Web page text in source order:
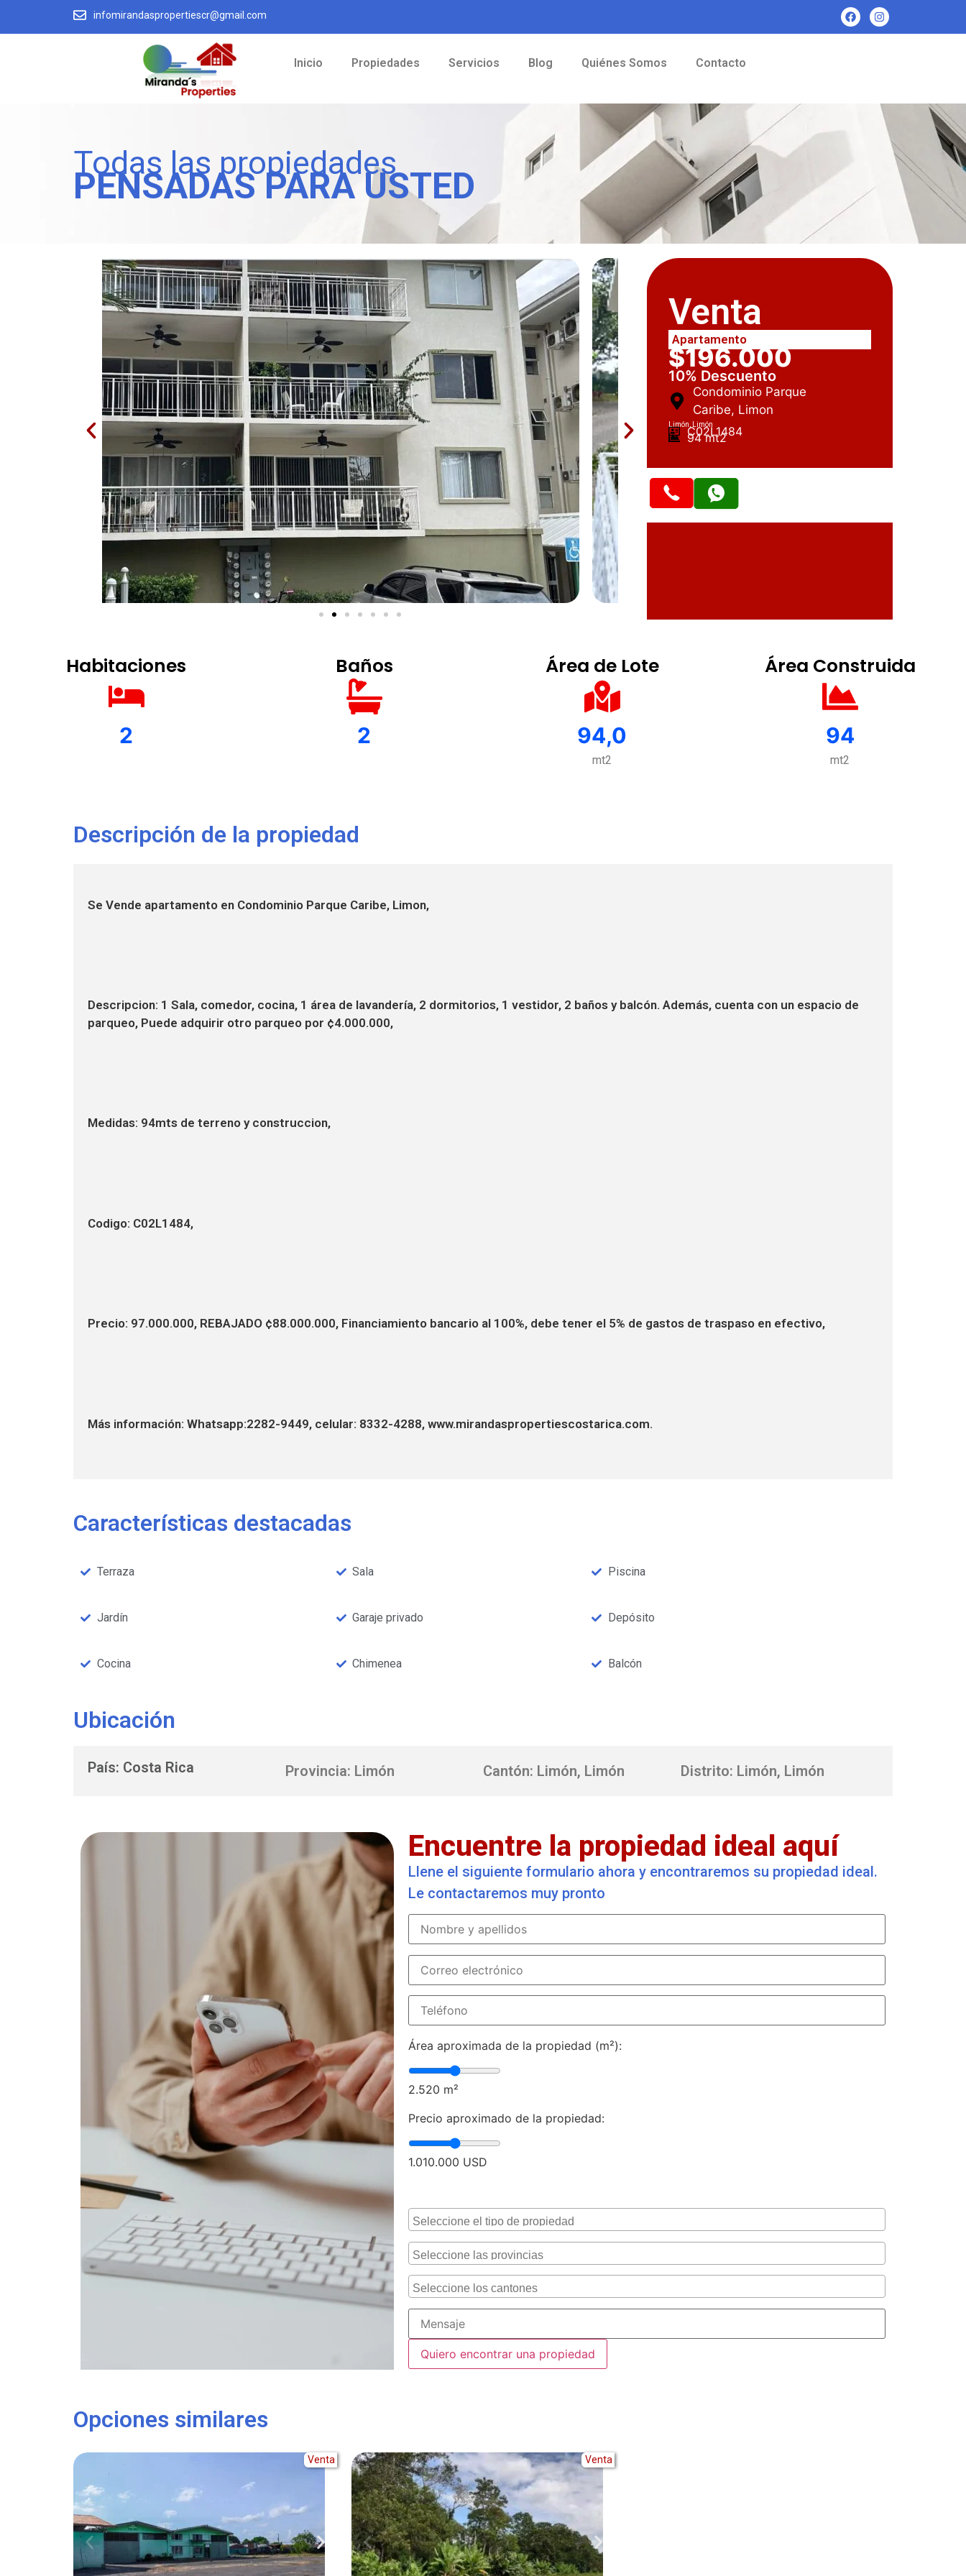
infomirandaspropertiescr@gmail.com
Inicio Propiedades Servicios Blog Quiénes Somos Contacto
Todas las propiedades
PENSADAS PARA USTED
Venta
Apartamento
$196.000
10% Descuento
Condominio Parque
Caribe, Limon
Limón, Limón
C02L1484
94 mt2
Habitaciones
2
Baños
2
Área de Lote
94,0
mt2
Área Construida
94
mt2
Descripción de la propiedad
Se Vende apartamento en Condominio Parque Caribe, Limon,
Descripcion: 1 Sala, comedor, cocina, 1 área de lavandería, 2 dormitorios, 1 vestidor, 2 baños y balcón. Además, cuenta con un espacio de
parqueo, Puede adquirir otro parqueo por ¢4.000.000,
Medidas: 94mts de terreno y construccion,
Codigo: C02L1484,
Precio: 97.000.000, REBAJADO ¢88.000.000, Financiamiento bancario al 100%, debe tener el 5% de gastos de traspaso en efectivo,
Más información: Whatsapp:2282-9449, celular: 8332-4288, www.mirandaspropertiescostarica.com.
Características destacadas
Terraza Sala Piscina
Jardín Garaje privado Depósito
Cocina Chimenea Balcón
Ubicación
País: Costa Rica Provincia: Limón Cantón: Limón, Limón Distrito: Limón, Limón
Encuentre la propiedad ideal aquí
Llene el siguiente formulario ahora y encontraremos su propiedad ideal.
Le contactaremos muy pronto
Área aproximada de la propiedad (m²):
2.520 m²
Precio aproximado de la propiedad:
1.010.000 USD
Opciones similares
Venta Venta